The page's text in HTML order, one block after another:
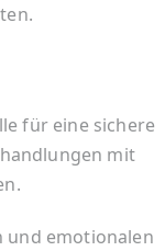
für eine sichere
mit
und emotionalen